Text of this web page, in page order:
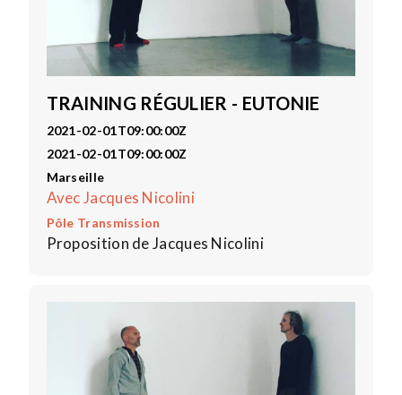
TRAINING RÉGULIER - EUTONIE
2021-02-01T09:00:00Z
2021-02-01T09:00:00Z
Marseille
Avec Jacques Nicolini
Pôle Transmission
Proposition de Jacques Nicolini